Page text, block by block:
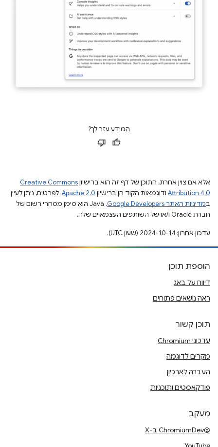
המידע עזר לך?
אלא אם צוין אחרת, התוכן של דף זה הוא ברישיוןCreative Commons
Attribution 4.0 ודוגמאות הקוד הן ברישיון Apache 2.0. לפרטים, ניתן לעיין
במדיניות האתר Google Developers‏
.‏ Java הוא סימן מסחרי רשום של
חברת Oracle ו/או של השותפים העצמאיים שלה.
עדכון אחרון: 2024-10-14 (שעון UTC).
הוספת תוכן
דיווח על באג
ראה נושאים פתוחים
תוכן קשור
עדכוני Chromium
מקרים לדוגמה
העברה לארכיון
פודקאסטים ותוכניות
מעקב
@ChromiumDev ב-X